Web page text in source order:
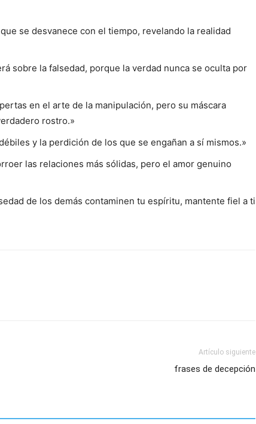
se desvanece con el tiempo, revelando la realidad
sobre la falsedad, porque la verdad nunca se oculta por
en el arte de la manipulación, pero su máscara
rostro.»
y la perdición de los que se engañan a sí mismos.»
las relaciones más sólidas, pero el amor genuino
de los demás contaminen tu espíritu, mantente fiel a ti
Artículo siguiente
frases de decepción